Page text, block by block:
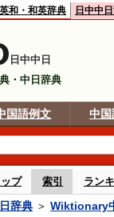
英和・和英辞典 日中中
日中中日
・中日辞典
国語例文 中国
プ 索引 ラン
辞典 ＞ Wiktionary